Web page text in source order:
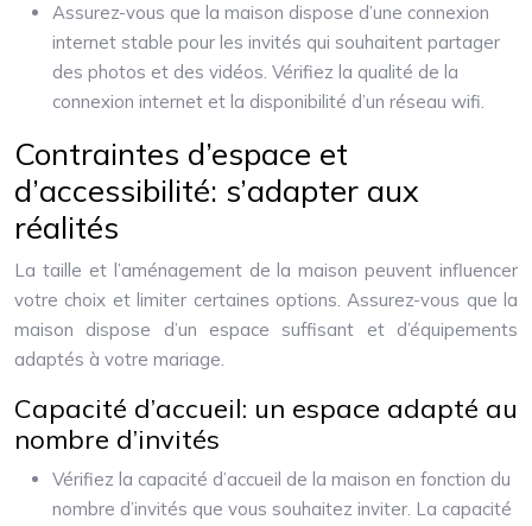
Assurez-vous que la maison dispose d’une connexion
internet stable pour les invités qui souhaitent partager
des photos et des vidéos. Vérifiez la qualité de la
connexion internet et la disponibilité d’un réseau wifi.
Contraintes d’espace et
d’accessibilité: s’adapter aux
réalités
La taille et l’aménagement de la maison peuvent influencer
votre choix et limiter certaines options. Assurez-vous que la
maison dispose d’un espace suffisant et d’équipements
adaptés à votre mariage.
Capacité d’accueil: un espace adapté au
nombre d’invités
Vérifiez la capacité d’accueil de la maison en fonction du
nombre d’invités que vous souhaitez inviter. La capacité